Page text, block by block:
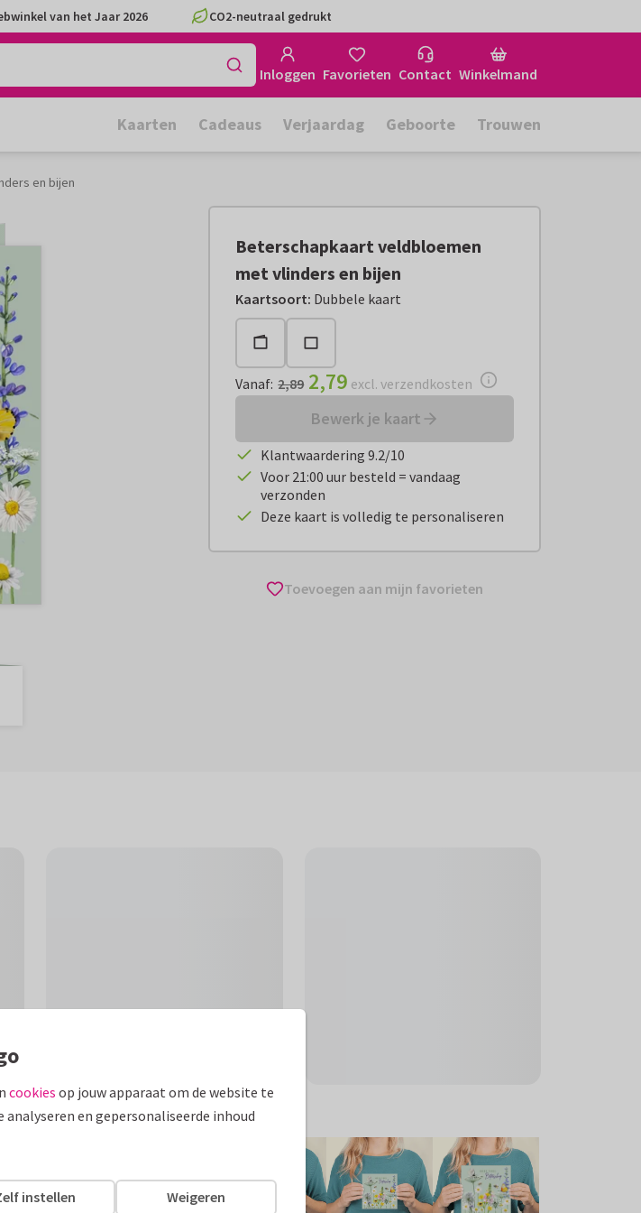
van het Jaar 2026 CO2-neutraal gedrukt
Inloggen Favorieten Contact Winkelmand
Kaarten Cadeaus Verjaardag Geboorte Trouwen
en bijen
Beterschapkaart veldbloemen
met vlinders en bijen
Kaartsoort: Dubbele kaart
Vanaf:€ 2,79 excl. verzendkosten
Vanaf: 2,89 2,79 excl. verzendkosten
Bewerk je kaart
Klantwaardering 9.2/10
Voor 21:00 uur besteld = vandaag
verzonden
Deze kaart is volledig te personaliseren
Toevoegen aan mijn favorieten
Formaten
cookies op jouw apparaat om de website te
en gepersonaliseerde inhoud
Weigeren
instellen